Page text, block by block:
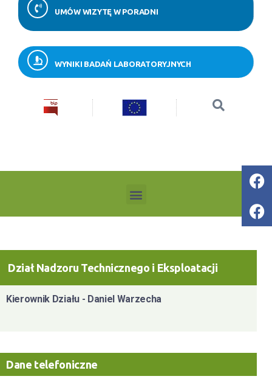
UMÓW WIZYTĘ W PORADNI
WYNIKI BADAŃ LABORATORYJNYCH
Dział Nadzoru Technicznego i Eksploatacji
Kierownik Działu - Daniel Warzecha
Dane telefoniczne